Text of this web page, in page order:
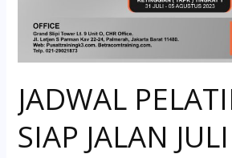
JADWAL
SIAP JALAN